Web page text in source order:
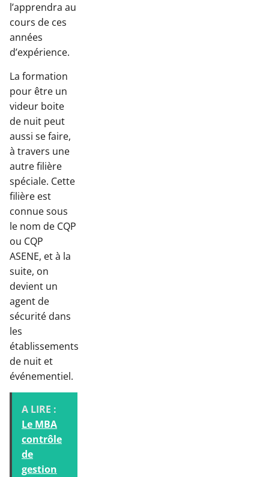
l’apprendra au
cours de ces
années
d’expérience.
La formation
pour être un
videur boite
de nuit peut
aussi se faire,
à travers une
autre filière
spéciale. Cette
filière est
connue sous
le nom de CQP
ou CQP
ASENE, et à la
suite, on
devient un
agent de
sécurité dans
les
établissements
de nuit et
événementiel.
A LIRE :
Le MBA
contrôle
de
gestion